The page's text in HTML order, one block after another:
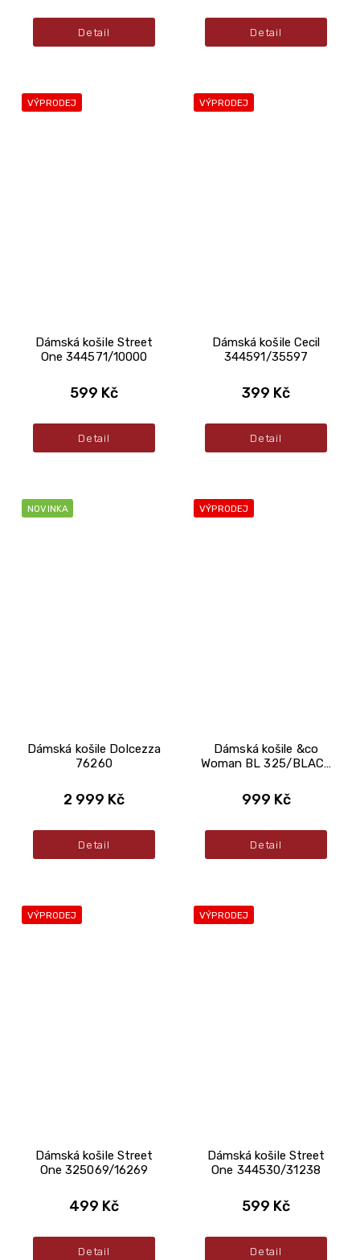
Detail Detail
VÝPRODEJ
Dámská košile Street
One 344571/10000
599 Kč
Detail
VÝPRODEJ
Dámská košile Cecil
344591/35597
399 Kč
Detail
NOVINKA
Dámská košile Dolcezza
76260
2 999 Kč
Detail
VÝPRODEJ
Dámská košile &co
Woman BL 325/BLACK
999 Kč
Detail
VÝPRODEJ
Dámská košile Street
One 325069/16269
499 Kč
Detail
VÝPRODEJ
Dámská košile Street
One 344530/31238
599 Kč
Detail